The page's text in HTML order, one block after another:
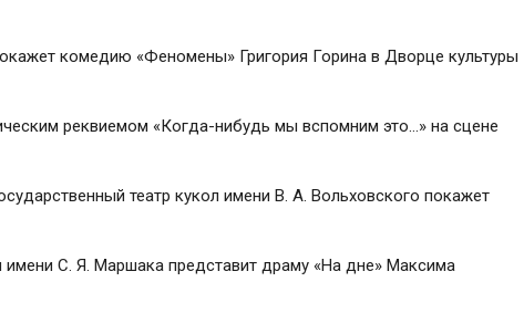
комедию «Феномены» Григория Горина в Дворце культуры
реквиемом «Когда-нибудь мы вспомним это…» на сцене
театр кукол имени В. А. Вольховского покажет
С. Я. Маршака представит драму «На дне» Максима